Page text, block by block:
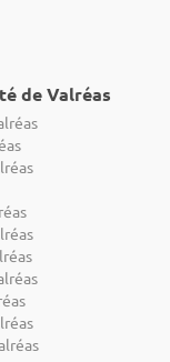
de Valréas